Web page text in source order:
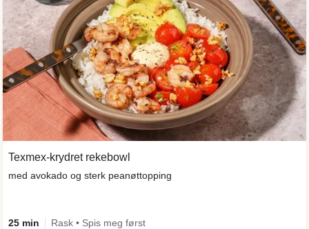
Texmex-krydret rekebowl
med avokado og sterk peanøttopping
25 min Rask • Spis meg først